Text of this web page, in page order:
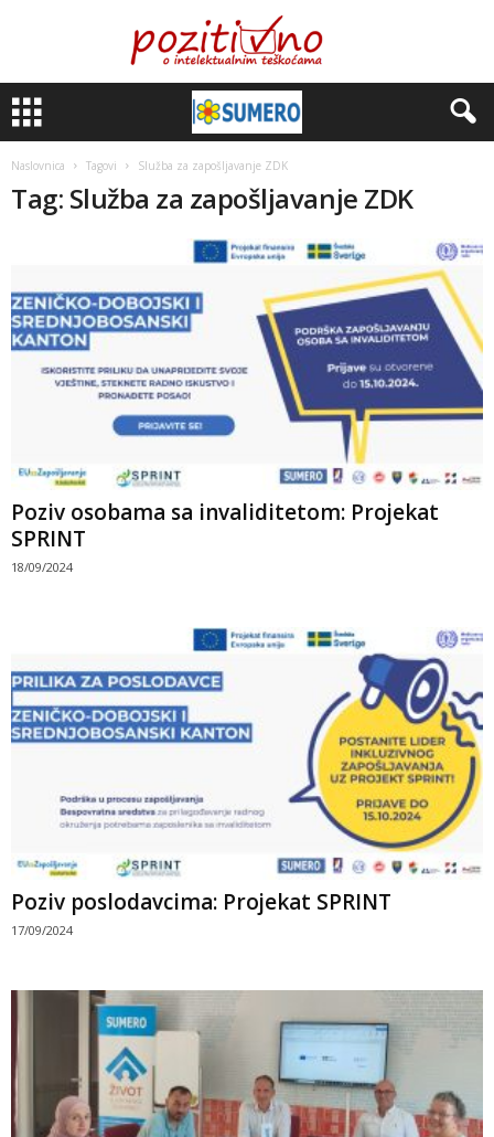
Naslovnica Tagovi Služba za zapošljavanje ZDK
Tag: Služba za zapošljavanje ZDK
Poziv osobama sa invaliditetom: Projekat
SPRINT
18/09/2024
Poziv poslodavcima: Projekat SPRINT
17/09/2024